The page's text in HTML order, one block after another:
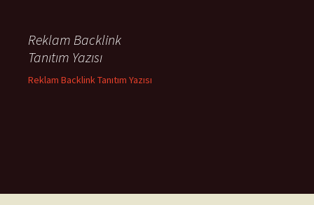
Reklam Backlink
Tanıtım Yazısı
Reklam Backlink Tanıtım Yazısı